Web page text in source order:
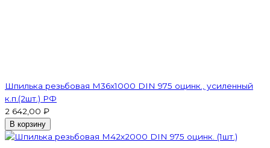
Шпилька резьбовая M36x1000 DIN 975 оцинк., усиленный
к.п.(2шт.) РФ
2 642,00 ₽
В корзину